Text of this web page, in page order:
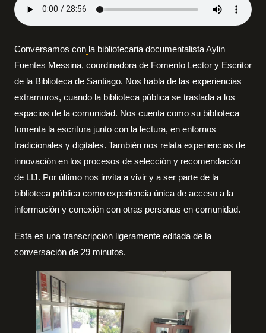
Conversamos con la bibliotecaria documentalista Aylin
Fuentes Messina, coordinadora de Fomento Lector y Escritor
de la Biblioteca de Santiago. Nos habla de las experiencias
extramuros, cuando la biblioteca pública se traslada a los
espacios de la comunidad. Nos cuenta como su biblioteca
fomenta la escritura junto con la lectura, en entornos
tradicionales y digitales. También nos relata experiencias de
innovación en los procesos de selección y recomendación
de LIJ. Por último nos invita a vivir y a ser parte de la
biblioteca pública como experiencia única de acceso a la
información y conexión con otras personas en comunidad.
Esta es una transcripción ligeramente editada de la
conversación de 29 minutos.